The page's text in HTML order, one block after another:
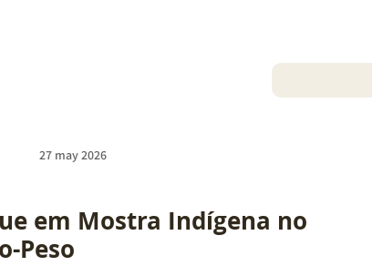
27 may 2026
em Mostra Indígena no
Peso